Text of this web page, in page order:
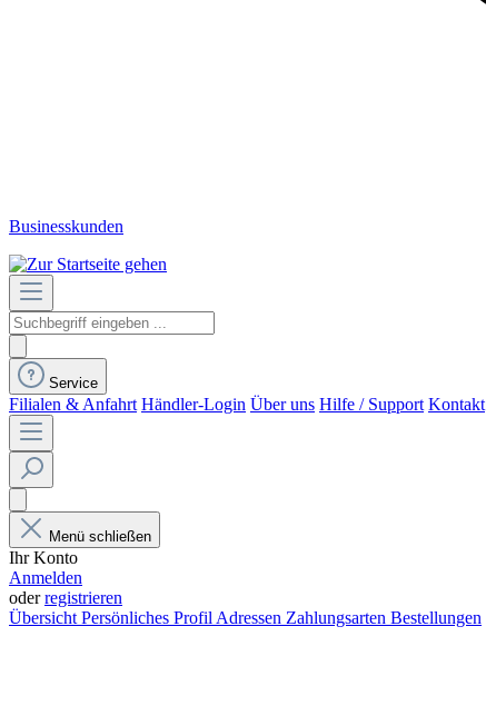
Businesskunden
Service
Filialen & Anfahrt Händler-Login Über uns Hilfe / Support Kontakt
Menü schließen
Ihr Konto
Anmelden
oderregistrieren
ÜbersichtPersönliches ProfilAdressen Zahlungsarten Bestellungen